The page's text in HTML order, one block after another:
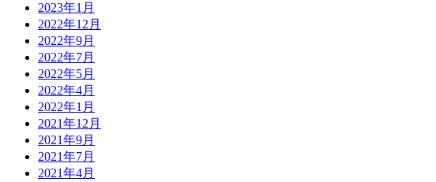
2023年1月
2022年12月
2022年9月
2022年7月
2022年5月
2022年4月
2022年1月
2021年12月
2021年9月
2021年7月
2021年4月